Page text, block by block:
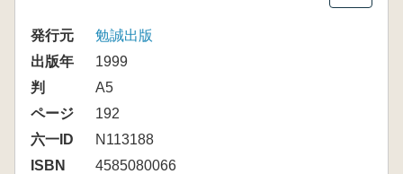
発行元
勉誠出版
出版年
1999
判
A5
ページ
192
六一ID
N113188
ISBN
4585080066